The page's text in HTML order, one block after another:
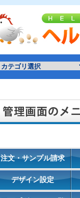
注文・サンプル請求
デザイン設定